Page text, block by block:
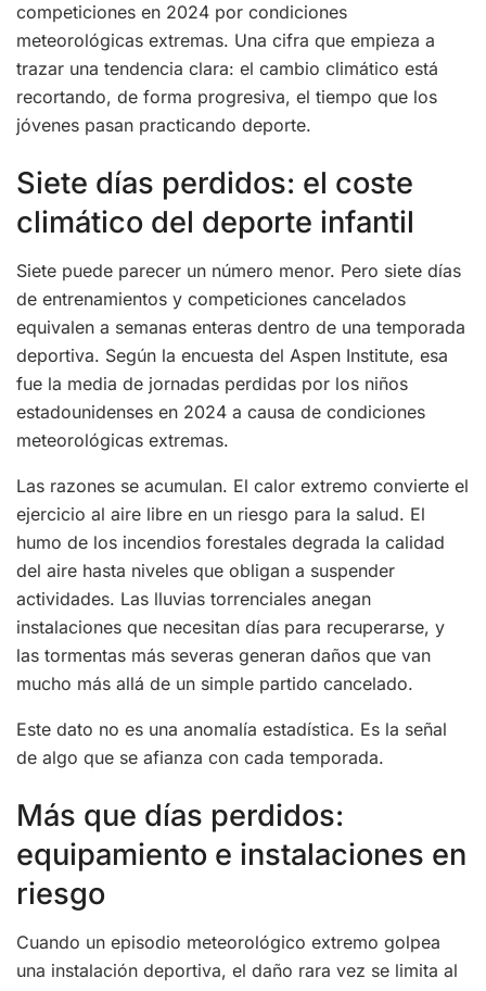
competiciones en 2024 por condiciones
meteorológicas extremas. Una cifra que empieza a
trazar una tendencia clara: el cambio climático está
recortando, de forma progresiva, el tiempo que los
jóvenes pasan practicando deporte.
Siete días perdidos: el coste
climático del deporte infantil
Siete puede parecer un número menor. Pero siete días
de entrenamientos y competiciones cancelados
equivalen a semanas enteras dentro de una temporada
deportiva. Según la encuesta del Aspen Institute, esa
fue la media de jornadas perdidas por los niños
estadounidenses en 2024 a causa de condiciones
meteorológicas extremas.
Las razones se acumulan. El calor extremo convierte el
ejercicio al aire libre en un riesgo para la salud. El
humo de los incendios forestales degrada la calidad
del aire hasta niveles que obligan a suspender
actividades. Las lluvias torrenciales anegan
instalaciones que necesitan días para recuperarse, y
las tormentas más severas generan daños que van
mucho más allá de un simple partido cancelado.
Este dato no es una anomalía estadística. Es la señal
de algo que se afianza con cada temporada.
Más que días perdidos:
equipamiento e instalaciones en
riesgo
Cuando un episodio meteorológico extremo golpea
una instalación deportiva, el daño rara vez se limita al